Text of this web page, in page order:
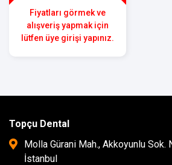
Fiyatları görmek ve
alışveriş yapmak için
lütfen üye girişi yapınız.
Topçu Dental
Molla Gürani Mah., Akkoyunlu Sok.
İstanbul